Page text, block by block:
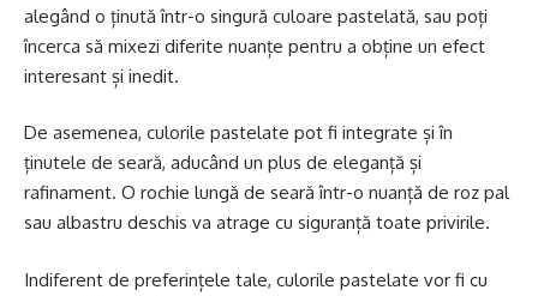
alegând o ținută într-o singură culoare pastelată, sau poți
încerca să mixezi diferite nuanțe pentru a obține un efect
interesant și inedit.
De asemenea, culorile pastelate pot fi integrate și în
ținutele de seară, aducând un plus de eleganță și
rafinament. O rochie lungă de seară într-o nuanță de roz pal
sau albastru deschis va atrage cu siguranță toate privirile.
Indiferent de preferințele tale, culorile pastelate vor fi cu